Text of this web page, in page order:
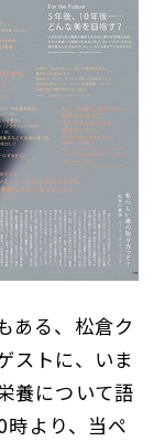
ある、松倉ク
ストに、いま
養について語
より、当ペ